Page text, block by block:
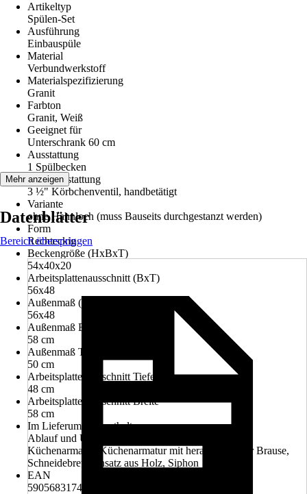
Artikeltyp
Spülen-Set
Ausführung
Einbauspüle
Material
Verbundwerkstoff
Materialspezifizierung
Granit
Farbton
Granit, Weiß
Geeignet für
Unterschrank 60 cm
Ausstattung
1 Spülbecken
Ventilausstattung
3 ½" Körbchenventil, handbetätigt
Variante
ohne Hahnloch (muss Bauseits durchgestanzt werden)
Form
Rechteckig
Beckengröße (HxBxT)
54x40x20
Arbeitsplattenausschnitt (BxT)
56x48
Außenmaß (BxT)
56x48
Außenmaß Breite
58 cm
Außenmaß Tiefe
50 cm
Arbeitsplattenausschnitt Tiefe
48 cm
Arbeitsplattenausschnitt Breite
58 cm
Im Lieferumfang enthalten
Ablauf und Überlaufgarnitur, Einbauspülbecken,
Küchenarmatur, Küchenarmatur mit herausziehbarer Brause,
Schneidebrett-Einsatz aus Holz, Siphon
EAN
5905683174916
Mehr anzeigen
Datenblätter
Bereich überspringen